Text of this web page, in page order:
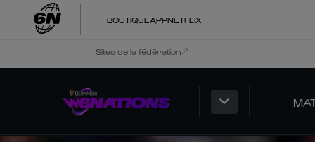
BOUTIQUEAPPNETFLIX
Sites de la fédération